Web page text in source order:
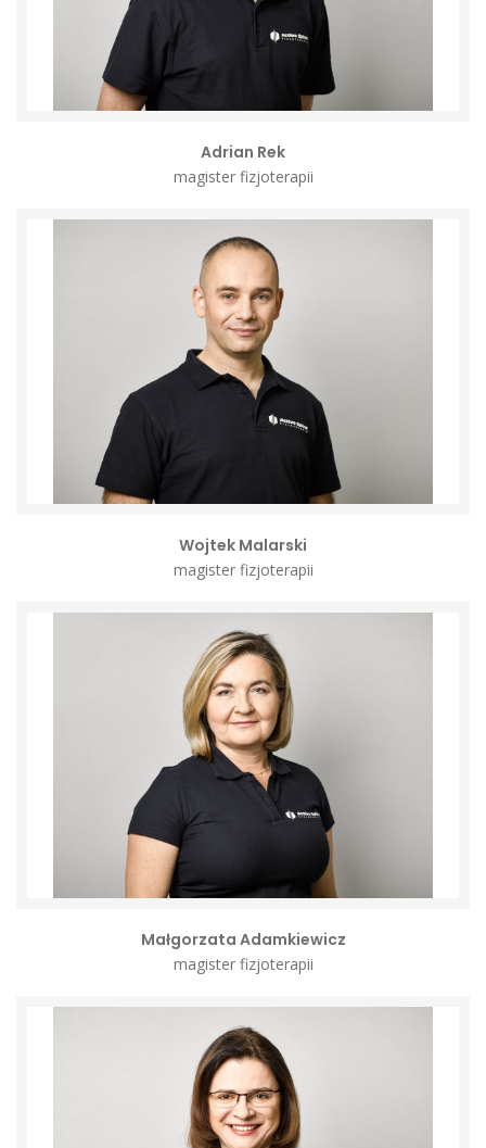
Adrian Rek
magister fizjoterapii
Wojtek Malarski
magister fizjoterapii
Małgorzata Adamkiewicz
magister fizjoterapii